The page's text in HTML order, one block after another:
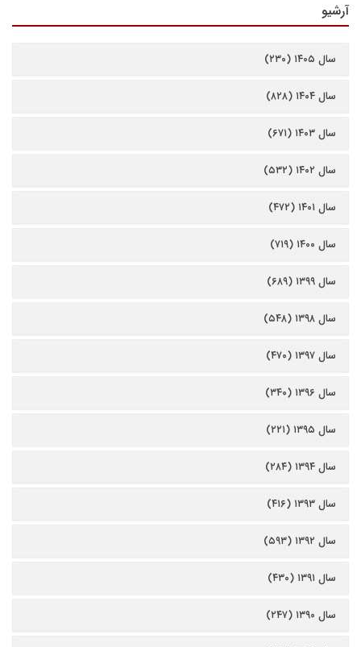
آرشیو
سال ۱۴۰۵ (۲۳۰)
سال ۱۴۰۴ (۸۲۸)
سال ۱۴۰۳ (۶۷۱)
سال ۱۴۰۲ (۵۳۲)
سال ۱۴۰۱ (۴۷۲)
سال ۱۴۰۰ (۷۱۹)
سال ۱۳۹۹ (۶۸۹)
سال ۱۳۹۸ (۵۴۸)
سال ۱۳۹۷ (۴۷۰)
سال ۱۳۹۶ (۳۴۰)
سال ۱۳۹۵ (۲۲۱)
سال ۱۳۹۴ (۲۸۴)
سال ۱۳۹۳ (۴۱۶)
سال ۱۳۹۲ (۵۹۳)
سال ۱۳۹۱ (۴۳۰)
سال ۱۳۹۰ (۲۴۷)